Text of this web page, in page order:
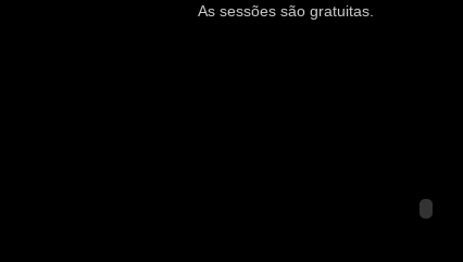
As sessões são gratuitas.